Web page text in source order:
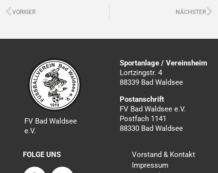
Zurück
VORIGER NÄCHSTER
FV Bad Waldsee
e.V.
Sportanlage / Vereinsheim
Lortzingstr. 4
88339 Bad Waldsee
Postanschrift
FV Bad Waldsee e.V.
Postfach 1141
88330 Bad Waldsee
FOLGE UNS
Vorstand & Kontakt
Impressum